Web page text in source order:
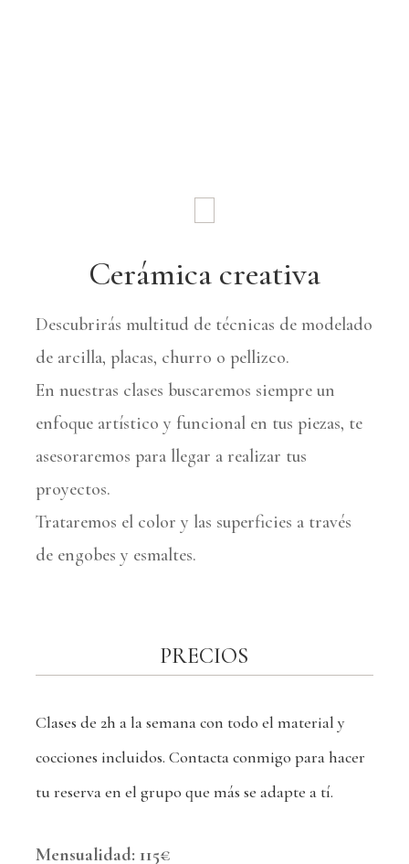
Cerámica creativa
Descubrirás multitud de técnicas de modelado
de arcilla, placas, churro o pellizco.
En nuestras clases buscaremos siempre un
enfoque artístico y funcional en tus piezas, te
asesoraremos para llegar a realizar tus
proyectos.
Trataremos el color y las superficies a través
de engobes y esmaltes.
PRECIOS
Clases de 2h a la semana con todo el material y
cocciones incluidos. Contacta conmigo para hacer
tu reserva en el grupo que más se adapte a tí.
Mensualidad: 115€